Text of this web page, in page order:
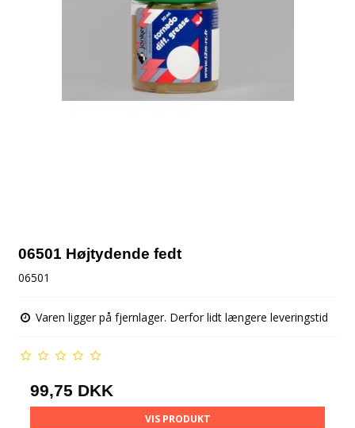
06501 Højtydende fedt
06501
Varen ligger på fjernlager. Derfor lidt længere leveringstid
99,75 DKK
VIS PRODUKT